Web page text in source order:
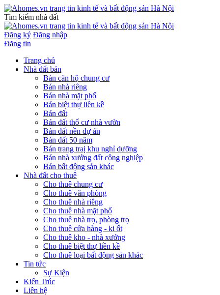
Tìm kiếm nhà đất
Đăng ký Đăng nhập
Đăng tin
Trang chủ
Nhà đất bán
Bán căn hộ chung cư
Bán nhà riêng
Bán nhà mặt phố
Bán biệt thự liền kề
Bán đất
Bán đất thổ cư nhà vườn
Bán đất nền dự án
Bán đất 50 năm
Bán trang traị khu nghỉ dưỡng
Bán nhà xưởng đất công nghiệp
Bán bất động sản khác
Nhà đất cho thuê
Cho thuê chung cư
Cho thuê văn phòng
Cho thuê nhà riêng
Cho thuê nhà mặt phố
Cho thuê nhà trọ, phòng trọ
Cho thuê cửa hàng - ki ốt
Cho thuê kho - nhà xưởng
Cho thuê biệt thự liền kề
Cho thuê loại bất động sản khác
Tin tức
Sự Kiện
Kiến Trúc
Liên hệ